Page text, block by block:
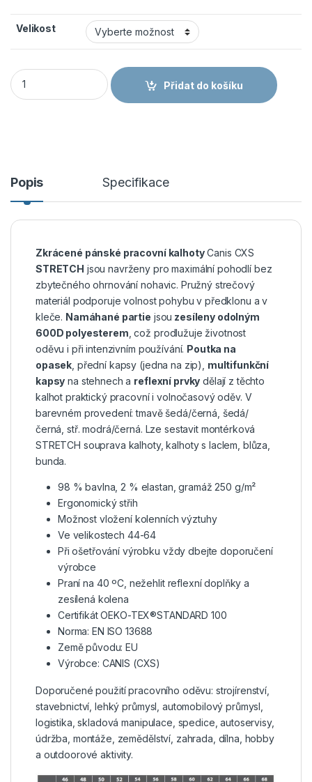
Velikost
CANIS CXS Kalhoty STRETCH pánské zkrácené 170 - 176
Přidat do košíku
Popis Specifikace
Zkrácené pánské pracovní kalhotyCanis CXS
STRETCH jsou navrženy pro maximální pohodlí bez
zbytečného ohrnování nohavic. Pružný strečový
materiál podporuje volnost pohybu v předklonu a v
kleče. Namáhané partie jsou zesíleny odolným
600D polyesterem , což prodlužuje životnost
oděvu i při intenzivním používání. Poutka na
opasek , přední kapsy (jedna na zip), multifunkční
kapsy na stehnech a reflexní prvky dělají z těchto
kalhot praktický pracovní i volnočasový oděv. V
barevném provedení: tmavě šedá/černá, šedá/
černá, stř. modrá/černá. Lze sestavit montérková
STRETCH souprava kalhoty, kalhoty s laclem, blůza,
bunda.
98 % bavlna, 2 % elastan, gramáž 250 g/m²
Ergonomický střih
Možnost vložení kolenních výztuhy
Ve velikostech 44-64
Při ošetřování výrobku vždy dbejte doporučení
výrobce
Praní na 40 ºC, nežehlit reflexní doplňky a
zesílená kolena
Certifikát OEKO-TEX®STANDARD 100
Norma: EN ISO 13688
Země původu: EU
Výrobce: CANIS (CXS)
Doporučené použití pracovního oděvu: strojírenství,
stavebnictví, lehký průmysl, automobilový průmysl,
logistika, skladová manipulace, spedice, autoservisy,
údržba, montáže, zemědělství, zahrada, dílna, hobby
a outdoorové aktivity.